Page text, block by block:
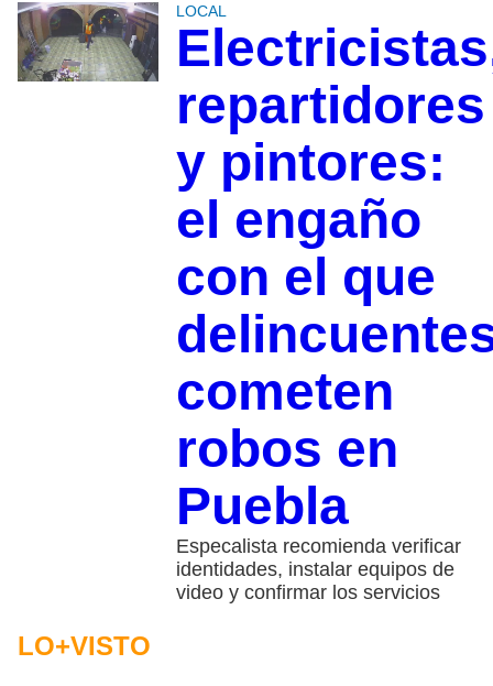
LOCAL
repartidores
y pintores:
el engaño
con el que
cometen
robos en
Puebla
Especalista recomienda verificar
identidades, instalar equipos de
video y confirmar los servicios
LO+VISTO